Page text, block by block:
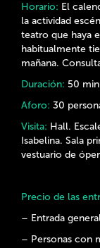
Horario: El
la actividad
teatro que haya
habitualmente
mañana.
Duración: 50
Aforo: 30
Visita: Hall.
Isabelina. Sala
vestuario de
Precio de las
– Entrada
– Personas con